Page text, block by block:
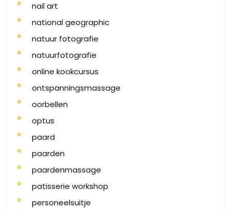
nail art
national geographic
natuur fotografie
natuurfotografie
online kookcursus
ontspanningsmassage
oorbellen
optus
paard
paarden
paardenmassage
patisserie workshop
personeelsuitje